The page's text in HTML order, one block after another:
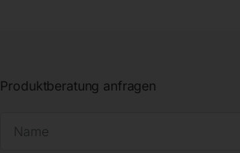
Produktberatung anfragen